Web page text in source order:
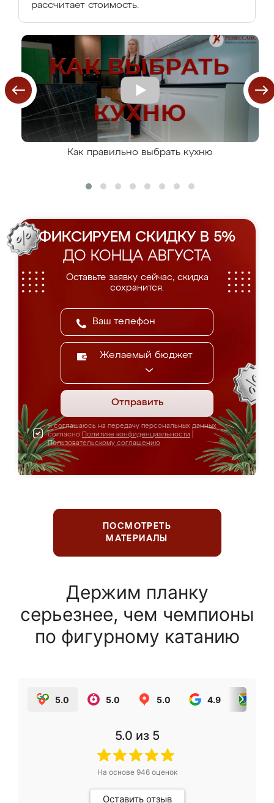
рассчитает стоимость.
Как правильно выбрать кухню
ФИКСИРУЕМ СКИДКУ В 5%
ДО КОНЦА АВГУСТА
Оставьте заявку сейчас, скидка
сохранится.
Желаемый бюджет
Отправить
Я соглашаюсь на передачу персональных данных
согласно Политике конфиденциальности
Пользовательскому соглашению
ПОСМОТРЕТЬ
МАТЕРИАЛЫ
Держим планку
серьезнее, чем чемпионы
по фигурному катанию
5.0 5.0 5.0 4.9
5.0 из 5
На основе 946оценок
Оставить отзыв